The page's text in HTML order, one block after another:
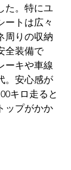
た。特にユ
ートは広々
周りの収納
全装備で
ーキや車線
。安心感が
キロ走ると
ップがかか